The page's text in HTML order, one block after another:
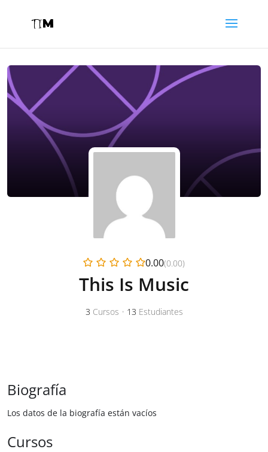
0.00(0.00)
This Is Music
3 Cursos • 13 Estudiantes
Biografía
Los datos de la biografía están vacíos
Cursos